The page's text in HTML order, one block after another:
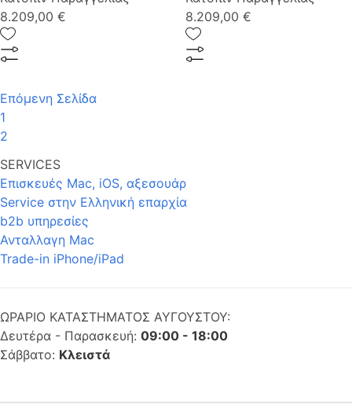
8.209,00 €
8.209,00 €
Επόμενη Σελίδα
1
2
SERVICES
Επισκευές Mac, iOS, αξεσουάρ
Service στην Eλληνική επαρχία
b2b υπηρεσίες
Ανταλλαγη Mac
Trade-in iPhone/iPad
ΩΡΑΡΙΟ ΚΑΤΑΣΤΗΜΑΤΟΣ ΑΥΓΟΥΣΤΟΥ:
Δευτέρα - Παρασκευή: 09:00 - 18:00
Σάββατο: Κλειστά